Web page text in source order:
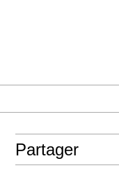
Partager